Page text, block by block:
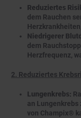
Reduziertes
dem Rauchen
Niedrigerer
dem
Herzfrequenz,
2. Reduziertes
Lungenkrebs:
an Lungenkrebs
von Champix®